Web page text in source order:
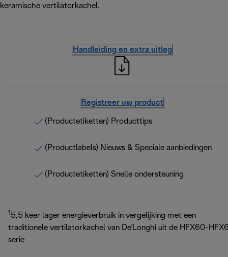
keramische vertilatorkachel.
Handleiding en extra uitleg
Registreer uw product
(Productetiketten) Producttips
(Productlabels) Nieuws & Speciale aanbiedingen
(Productetiketten) Snelle ondersteuning
1 5,5 keer lager energieverbruik in vergelijking met een
traditionele vertilatorkachel van De'Longhi uit de HFX60-
serie